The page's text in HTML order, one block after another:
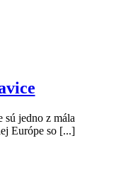
jedno z mála
Európe so [...]